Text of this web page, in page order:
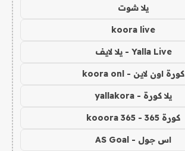
يلا شوت
koora live
Yalla Live - يلا لايف
كورة اون لاين - koora onl
يلا كورة - yallakora
كورة 365 - kooora 365
اس جول - AS Goal